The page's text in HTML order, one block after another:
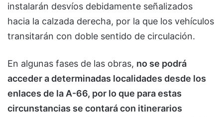
instalarán desvíos debidamente señalizados
hacia la calzada derecha, por la que los vehículos
transitarán con doble sentido de circulación.
En algunas fases de las obras, no se podrá
acceder a determinadas localidades desde los
enlaces de la A-66, por lo que para estas
circunstancias se contará con itinerarios